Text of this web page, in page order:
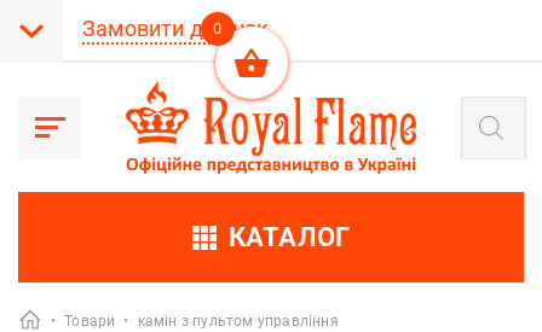
Замовити дзвінок
Пошук
товарів
КАТАЛОГ
• Товари • камін з пультом управління
0